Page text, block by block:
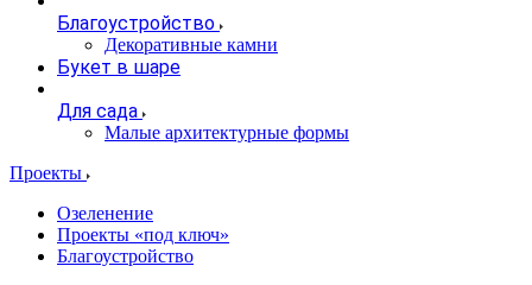
Благоустройство
Декоративные камни
Букет в шаре
Для сада
Малые архитектурные формы
Проекты
Озеленение
Проекты «под ключ»
Благоустройство